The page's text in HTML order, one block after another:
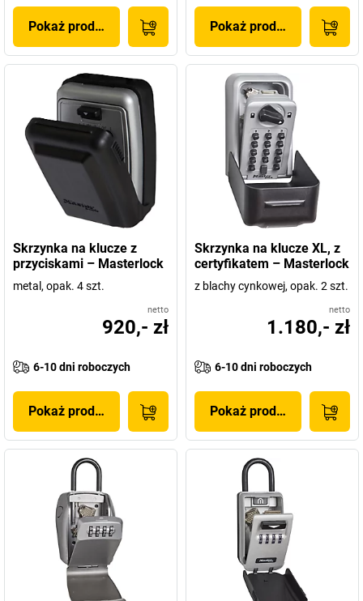
Pokaż produkt Pokaż produkt
Skrzynka na klucze z
przyciskami – Masterlock
metal, opak. 4 szt.
netto
920,- zł
6-10 dni roboczych
Pokaż produkt
Skrzynka na klucze XL, z
certyfikatem – Masterlock
z blachy cynkowej, opak. 2 szt.
netto
1.180,- zł
6-10 dni roboczych
Pokaż produkt